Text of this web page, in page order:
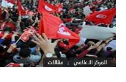
المركز الاعلامي مقالات